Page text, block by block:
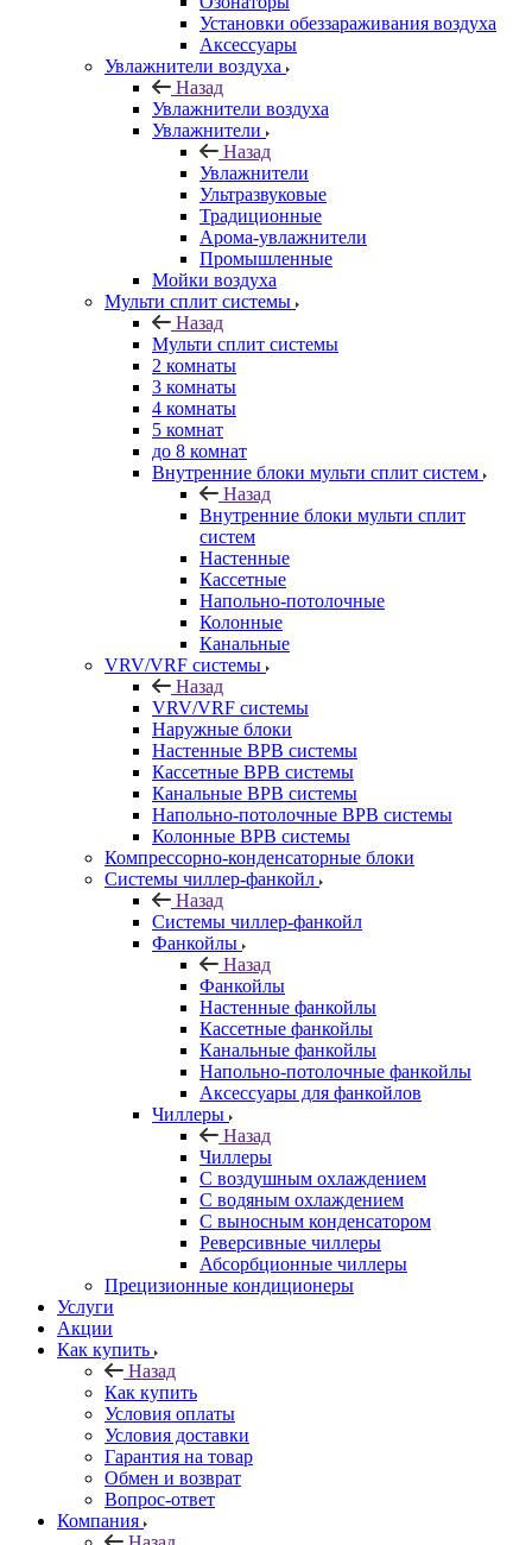
Установки обеззараживания воздуха
Аксессуары
Увлажнители воздуха
Назад
Увлажнители воздуха
Увлажнители
Назад
Увлажнители
Ультразвуковые
Традиционные
Арома-увлажнители
Промышленные
Мойки воздуха
Мульти сплит системы
Назад
Мульти сплит системы
2 комнаты
3 комнаты
4 комнаты
5 комнат
до 8 комнат
Внутренние блоки мульти сплит систем
Назад
Внутренние блоки мульти сплит
систем
Настенные
Кассетные
Напольно-потолочные
Колонные
Канальные
VRV/VRF системы
Назад
VRV/VRF системы
Наружные блоки
Настенные ВРВ системы
Кассетные ВРВ системы
Канальные ВРВ системы
Напольно-потолочные ВРВ системы
Колонные ВРВ системы
Компрессорно-конденсаторные блоки
Системы чиллер-фанкойл
Назад
Системы чиллер-фанкойл
Фанкойлы
Назад
Фанкойлы
Настенные фанкойлы
Кассетные фанкойлы
Канальные фанкойлы
Напольно-потолочные фанкойлы
Аксессуары для фанкойлов
Чиллеры
Назад
Чиллеры
С воздушным охлаждением
С водяным охлаждением
С выносным конденсатором
Реверсивные чиллеры
Абсорбционные чиллеры
Прецизионные кондиционеры
Услуги
Акции
Как купить
Назад
Как купить
Условия оплаты
Условия доставки
Гарантия на товар
Обмен и возврат
Вопрос-ответ
Компания